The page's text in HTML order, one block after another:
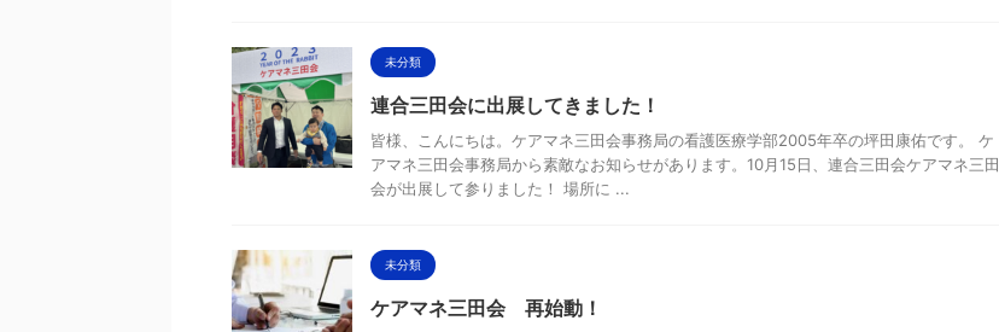
未分類
連合三田会に出展してきました！
皆様、こんにちは。ケアマネ三田会事務局の看護医療学部2005年卒の坪田康佑です。 ケ
アマネ三田会事務局から素敵なお知らせがあります。10月15日、連合三田会ケアマネ三田
会が出展して参りました！ 場所に ...
未分類
ケアマネ三田会 再始動！